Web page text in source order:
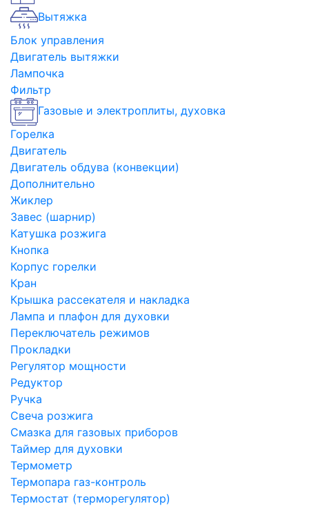
Вытяжка
Блок управления
Двигатель вытяжки
Лампочка
Фильтр
Газовые и электроплиты, духовка
Горелка
Двигатель
Двигатель обдува (конвекции)
Дополнительно
Жиклер
Завес (шарнир)
Катушка розжига
Кнопка
Корпус горелки
Кран
Крышка рассекателя и накладка
Лампа и плафон для духовки
Переключатель режимов
Прокладки
Регулятор мощности
Редуктор
Ручка
Свеча розжига
Смазка для газовых приборов
Таймер для духовки
Термометр
Термопара газ-контроль
Термостат (терморегулятор)